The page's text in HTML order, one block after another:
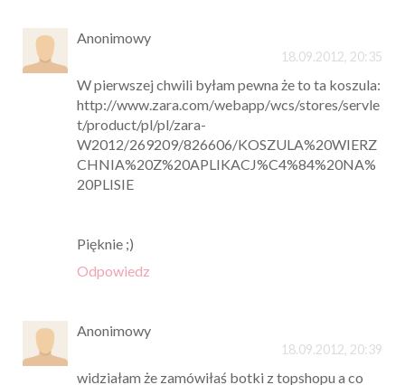
Anonimowy
18.09.2012, 20:35
W pierwszej chwili byłam pewna że to ta koszula:
http://www.zara.com/webapp/wcs/stores/servle
t/product/pl/pl/zara-
W2012/269209/826606/KOSZULA%20WIERZ
CHNIA%20Z%20APLIKACJ%C4%84%20NA%
20PLISIE
Pięknie ;)
Odpowiedz
Anonimowy
18.09.2012, 20:39
widziałam że zamówiłaś botki z topshopu a co